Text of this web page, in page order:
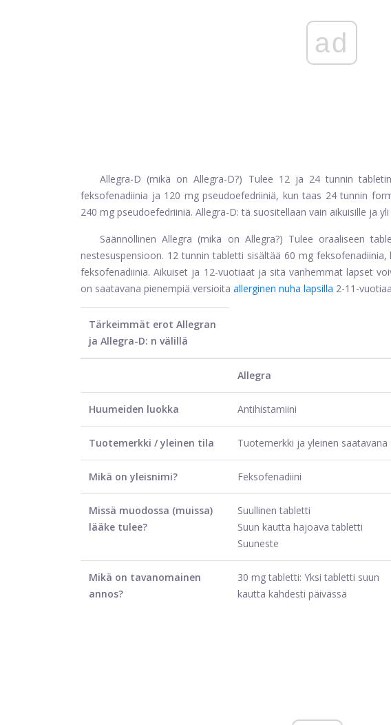
ad
Allegra-D (mikä on Allegra-D?) Tulee 12 ja 24 tunnin
feksofenadiinia ja 120 mg pseudoefedriiniä, kun taas 24 tunnin
240 mg pseudoefedriiniä. Allegra-D: tä suositellaan vain aikuisille ja
Säännöllinen Allegra (mikä on Allegra?) Tulee oraaliseen
nestesuspensioon. 12 tunnin tabletti sisältää 60 mg
feksofenadiinia. Aikuiset ja 12-vuotiaat ja sitä vanhemmat lapset
on saatavana pienempiä versioita allerginen nuha lapsilla 2-11-
Tärkeimmät erot Allegran
ja Allegra-D: n välillä
Allegra
Huumeiden luokka Antihistamiini
Tuotemerkki / yleinen tila Tuotemerkki ja yleinen saatavana
Mikä on yleisnimi? Feksofenadiini
Missä muodossa (muissa)
lääke tulee?
Suullinen tabletti
Suun kautta hajoava tabletti
Suuneste
Mikä on tavanomainen
annos?
30 mg tabletti: Yksi tabletti suun
kautta kahdesti päivässä